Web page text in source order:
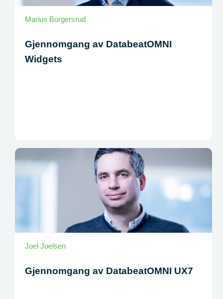
Marius Borgersrud
Gjennomgang av DatabeatOMNI
Widgets
Joel Joelsen
Gjennomgang av DatabeatOMNI UX7